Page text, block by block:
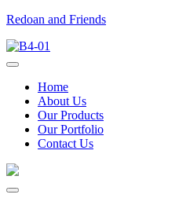
Redoan and Friends
Home
About Us
Our Products
Our Portfolio
Contact Us